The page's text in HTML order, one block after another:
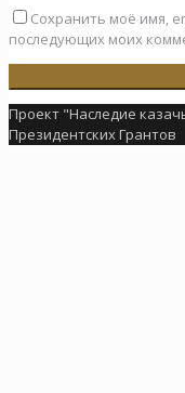
Сохранить моё имя,
последующих моих
Проект "Наследие
Президентских Грантов